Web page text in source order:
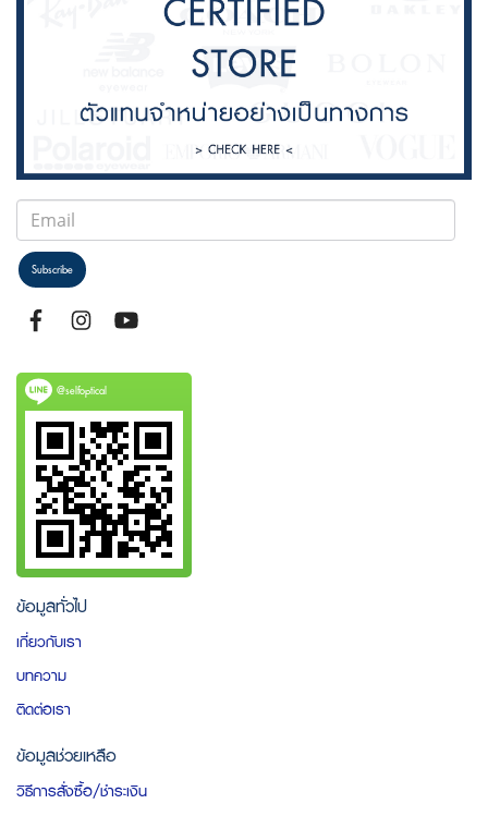
Subscribe
@selfoptical
ข้อมูลทั่วไป
เกี่ยวกับเรา
บทความ
ติดต่อเรา
ข้อมูลช่วยเหลือ
วิธีการสั่งซื้อ/ชำระเงิน